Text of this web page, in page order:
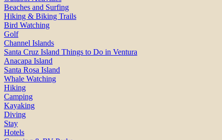
Beaches and Surfing
Hiking & Biking Trails
Bird Watching
Golf
Channel Islands
Santa Cruz Island Things to Do in Ventura
Anacapa Island
Santa Rosa Island
Whale Watching
Hiking
Camping
Kayaking
Diving
Stay
Hotels